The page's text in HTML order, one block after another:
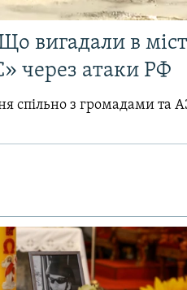
вигадали в
через атаки РФ
спільно з громадами та